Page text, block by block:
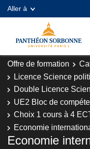
Aller à
Offre de formation
Licence Science
Double Licence
UE2 Bloc de
Choix 1 cours à 4
Economie
Economie